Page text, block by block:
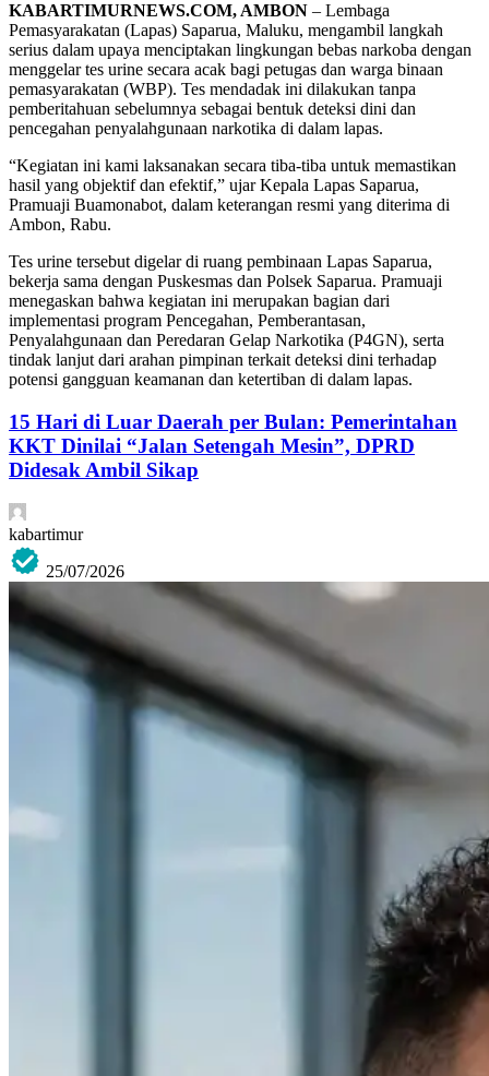
KABARTIMURNEWS.COM, AMBON – Lembaga
Pemasyarakatan (Lapas) Saparua, Maluku, mengambil langkah
serius dalam upaya menciptakan lingkungan bebas narkoba dengan
menggelar tes urine secara acak bagi petugas dan warga binaan
pemasyarakatan (WBP). Tes mendadak ini dilakukan tanpa
pemberitahuan sebelumnya sebagai bentuk deteksi dini dan
pencegahan penyalahgunaan narkotika di dalam lapas.
“Kegiatan ini kami laksanakan secara tiba-tiba untuk memastikan
hasil yang objektif dan efektif,” ujar Kepala Lapas Saparua,
Pramuaji Buamonabot, dalam keterangan resmi yang diterima di
Ambon, Rabu.
Tes urine tersebut digelar di ruang pembinaan Lapas Saparua,
bekerja sama dengan Puskesmas dan Polsek Saparua. Pramuaji
menegaskan bahwa kegiatan ini merupakan bagian dari
implementasi program Pencegahan, Pemberantasan,
Penyalahgunaan dan Peredaran Gelap Narkotika (P4GN), serta
tindak lanjut dari arahan pimpinan terkait deteksi dini terhadap
potensi gangguan keamanan dan ketertiban di dalam lapas.
15 Hari di Luar Daerah per Bulan: Pemerintahan
KKT Dinilai “Jalan Setengah Mesin”, DPRD
Didesak Ambil Sikap
kabartimur
25/07/2026